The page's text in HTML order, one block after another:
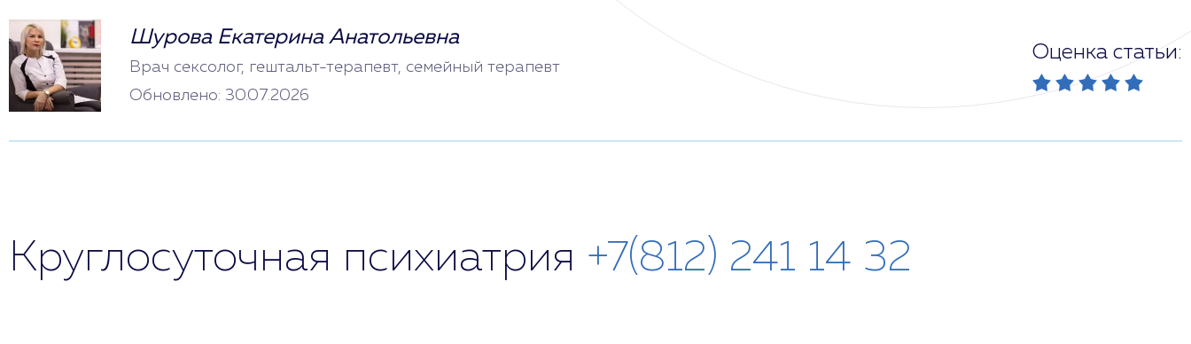
Шурова Екатерина Анатольевна
Врач сексолог, гештальт-терапевт, семейный терапевт
Обновлено: 30.07.2026
Оценка статьи:
Круглосуточная психиатрия +7(812) 241 14 32